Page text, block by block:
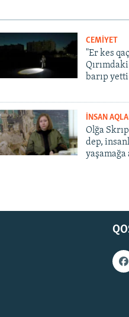
CEMİYET
"Er kes
barıp yetti
İNSAN
Olğa
dep,
yaşamağa